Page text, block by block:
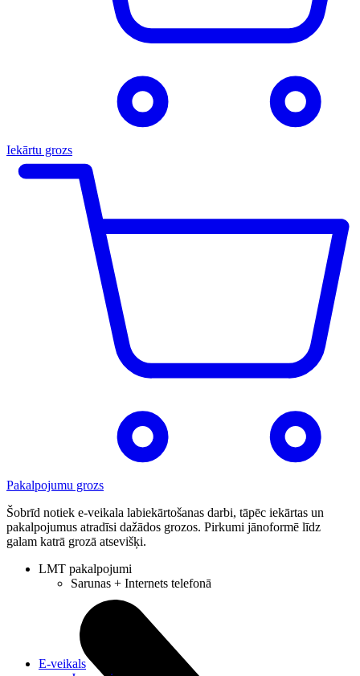
Iekārtu grozs
Pakalpojumu grozs
Šobrīd notiek e-veikala labiekārtošanas darbi, tāpēc iekārtas un
pakalpojumus atradīsi dažādos grozos. Pirkumi jānoformē līdz
galam katrā grozā atsevišķi.
LMT pakalpojumi
Sarunas + Internets telefonā
E-veikals